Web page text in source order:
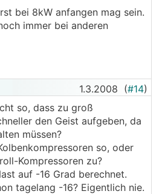
bei 8kW anfangen mag sein.
immer bei anderen
1.3.2008 (#14)
so, dass zu groß
den Geist aufgeben, da
müssen?
so, oder
Kompressoren zu?
auf -16 Grad berechnet.
tagelang -16? Eigentlich nie.